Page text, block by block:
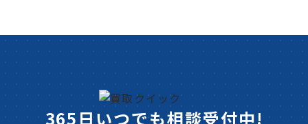
365日いつでも相談受付中!